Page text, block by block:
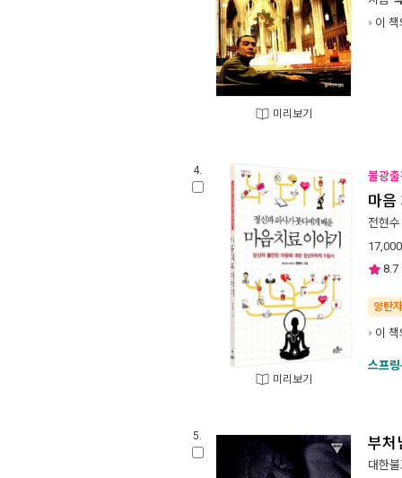
미리보기
이
4.
미리보기
불광
마음
전현수
17,000
8.7
양탄
이
스프
5. 부처
대한